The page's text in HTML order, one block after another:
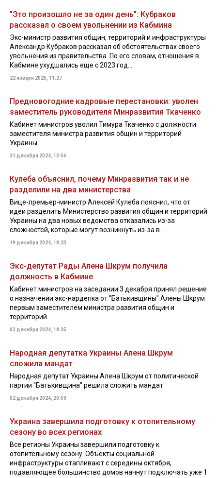
"Это произошло не за один день": Кубраков
рассказал о своем увольнении из Кабмина
Экс-министр развития общин, территорий и инфраструктуры
Александр Кубраков рассказал об обстоятельствах своего
увольнения из правительства. По его словам, отношения в
Кабмине ухудшались еще с 2023 год...
22 января 2025, 11:27
Предновогодние кадровые перестановки: уволен
заместитель руководителя Минразвития Ткаченко
Кабинет министров уволил Тимура Ткаченко с должности
заместителя министра развития общин и территорий
Украины.
31 декабря 2024, 13:56
Кулеба объяснил, почему Минразвития так и не
разделили на два министерства
Вице-премьер-министр Алексей Кулеба пояснил, что от
идеи разделить Министерство развития общин и территорий
Украины на два новых ведомства отказались из-за
сложностей, которые могут возникнуть из-за в...
19 декабря 2024, 18:23
Экс-депутат Рады Алена Шкрум получила
должность в Кабмине
Кабинет министров на заседании 3 декабря принял решение
о назначении экс-нардепка от "Батькивщины" Алены Шкрум
первым заместителем министра развития общин и
территорий
03 декабря 2024, 18:35
Народная депутатка Украины Алена Шкрум
сложила мандат
Народная депутат Украины Алена Шкрум от политической
партии "Батькивщина" решила сложить мандат
02 декабря 2024, 20:50
Украина завершила подготовку к отопительному
сезону во всех регионах
Все регионы Украины завершили подготовку к
отопительному сезону. Объекты социальной
инфраструктуры отапливают с середины октября,
подавляющее большинство домов начнут подключать уже 1